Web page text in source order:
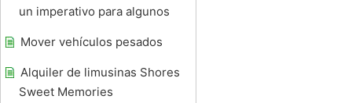
un imperativo para algunos
Mover vehículos pesados ​​
Alquiler de limusinas Shores
Sweet Memories